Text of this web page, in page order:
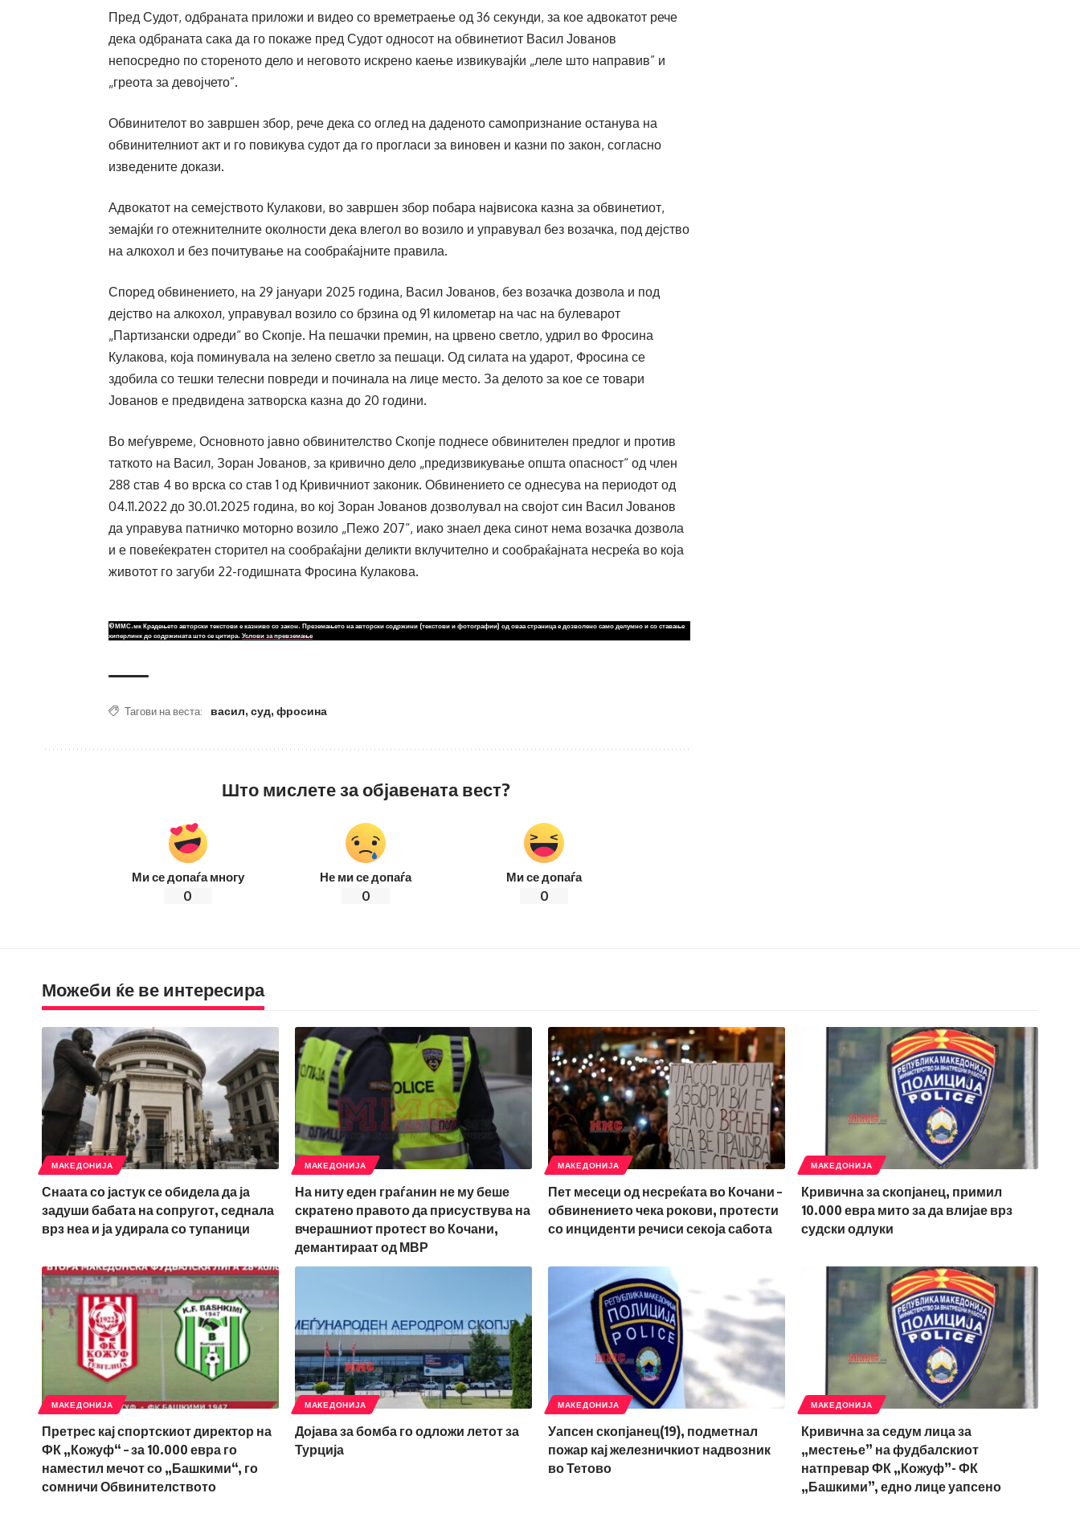
Пред Судот, одбраната приложи и видео со времетраење од 36 секунди, за кое адвокатот рече
дека одбраната сака да го покаже пред Судот односот на обвинетиот Васил Јованов
непосредно по стореното дело и неговото искрено каење извикувајќи „леле што направив” и
„греота за девојчето”.
Обвинителот во завршен збор, рече дека со оглед на даденото самопризнание останува на
обвинителниот акт и го повикува судот да го прогласи за виновен и казни по закон, согласно
изведените докази.
Адвокатот на семејството Кулакови, во завршен збор побара највисока казна за обвинетиот,
земајќи го отежнителните околности дека влегол во возило и управувал без возачка, под дејство
на алкохол и без почитување на сообраќајните правила.
Според обвинението, на 29 јануари 2025 година, Васил Јованов, без возачка дозвола и под
дејство на алкохол, управувал возило со брзина од 91 километар на час на булеварот
„Партизански одреди“ во Скопје. На пешачки премин, на црвено светло, удрил во Фросина
Кулакова, која поминувала на зелено светло за пешаци. Од силата на ударот, Фросина се
здобила со тешки телесни повреди и починала на лице место. За делото за кое се товари
Јованов е предвидена затворска казна до 20 години.
Во меѓувреме, Основното јавно обвинителство Скопје поднесе обвинителен предлог и против
таткото на Васил, Зоран Јованов, за кривично дело „предизвикување општа опасност“ од член
288 став 4 во врска со став 1 од Кривичниот законик. Обвинението се однесува на периодот од
04.11.2022 до 30.01.2025 година, во кој Зоран Јованов дозволувал на својот син Васил Јованов
да управува патничко моторно возило „Пежо 207“, иако знаел дека синот нема возачка дозвола
и е повеќекратен сторител на сообраќајни деликти вклучително и сообраќајната несреќа во која
животот го загуби 22-годишната Фросина Кулакова.
©ММС.мк Крадењето авторски текстови е казниво со закон. Преземањето на авторски содржини (текстови и фотографии) од оваа страница е дозволено само делумно и со ставање
хиперлинк до содржината што се цитира. Услови за превземање
Тагови на веста: васил, суд, фросина
Што мислете за објавената вест?
Ми се допаѓа многу
0
Не ми се допаѓа
0
Ми се допаѓа
0
Можеби ќе ве интересира
МАКЕДОНИЈА
Снаата со јастук се обидела да ја
задуши бабата на сопругот, седнала
врз неа и ја удирала со тупаници
МАКЕДОНИЈА
На ниту еден граѓанин не му беше
скратено правото да присуствува на
вчерашниот протест во Кочани,
демантираат од МВР
МАКЕДОНИЈА
Пет месеци од несреќата во Кочани –
обвинението чека рокови, протести
со инциденти речиси секоја сабота
МАКЕДОНИЈА
Кривична за скопјанец, примил
10.000 евра мито за да влијае врз
судски одлуки
МАКЕДОНИЈА
Претрес кај спортскиот директор на
ФК „Кожуф“ – за 10.000 евра го
наместил мечот со „Башкими“, го
сомничи Обвинителството
МАКЕДОНИЈА
Дојава за бомба го одложи летот за
Турција
МАКЕДОНИЈА
Уапсен скопјанец(19), подметнал
пожар кај железничкиот надвозник
во Тетово
МАКЕДОНИЈА
Кривична за седум лица за
„местење” на фудбалскиот
натпревар ФК „Кожуф”- ФК
„Башкими”, едно лице уапсено